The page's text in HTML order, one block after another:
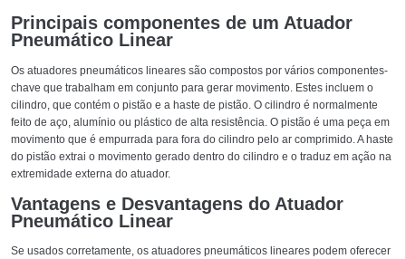
Principais componentes de um Atuador
Pneumático Linear
Os atuadores pneumáticos lineares são compostos por vários componentes-
chave que trabalham em conjunto para gerar movimento. Estes incluem o
cilindro, que contém o pistão e a haste de pistão. O cilindro é normalmente
feito de aço, alumínio ou plástico de alta resistência. O pistão é uma peça em
movimento que é empurrada para fora do cilindro pelo ar comprimido. A haste
do pistão extrai o movimento gerado dentro do cilindro e o traduz em ação na
extremidade externa do atuador.
Vantagens e Desvantagens do Atuador
Pneumático Linear
Se usados corretamente, os atuadores pneumáticos lineares podem oferecer